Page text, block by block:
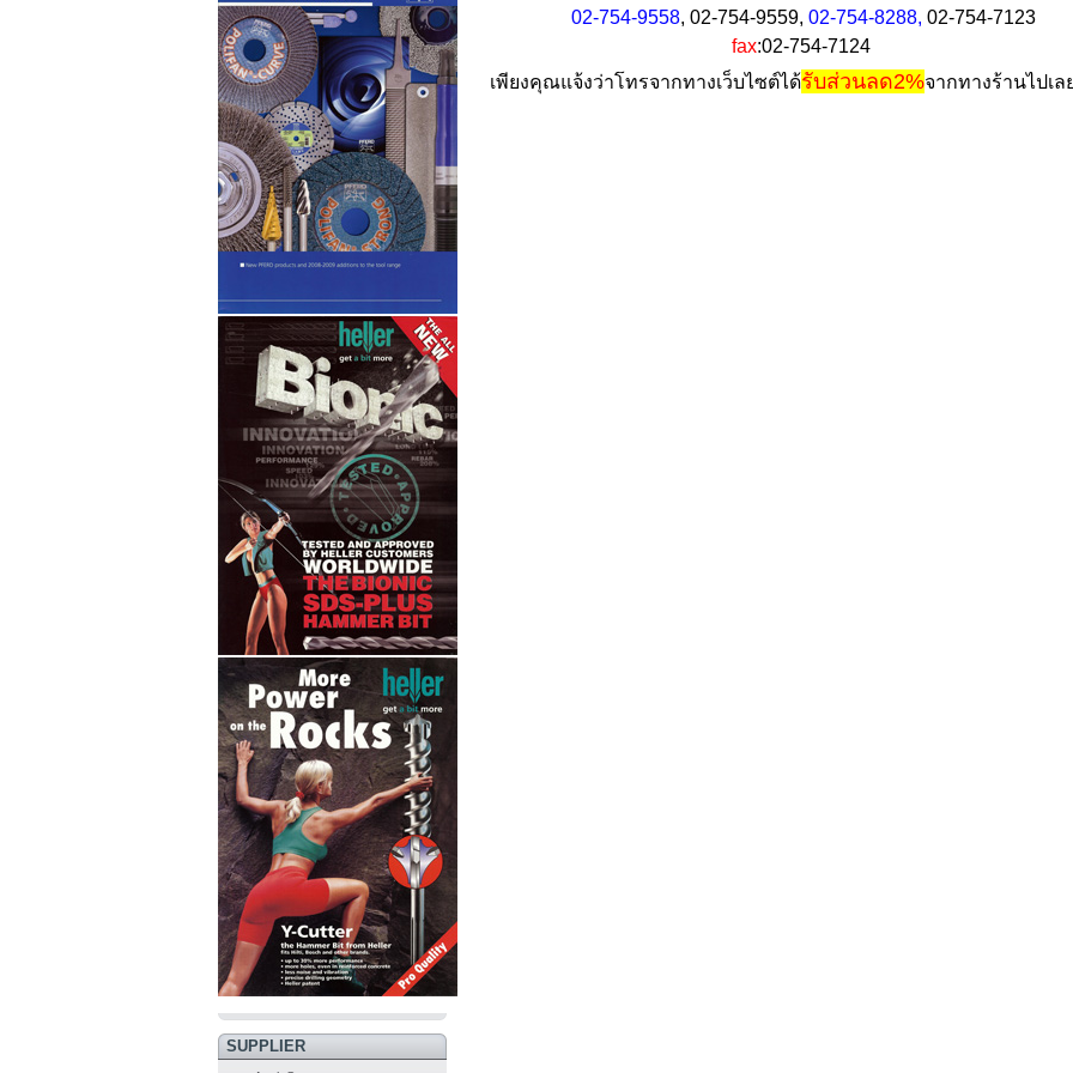
SUPPLIER
02-754-9558, 02-754-9559, 02-754-8288, 02-754-7123
fax:02-754-7124
เพียงคุณแจ้งว่าโทรจากทางเว็บไซต์​ได้รับส่วนลด2%จากทางร้านไปเล